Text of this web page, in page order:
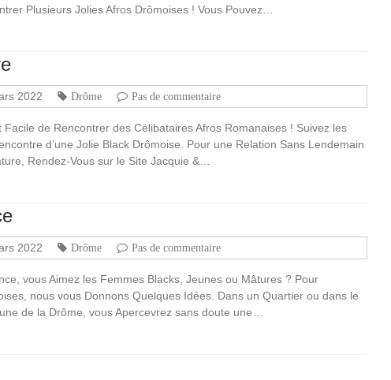
Plusieurs Jolies Afros Drômoises ! Vous Pouvez…
2022 Drôme Pas de commentaire
de Rencontrer des Célibataires Afros Romanaises ! Suivez les
d’une Jolie Black Drômoise. Pour une Relation Sans Lendemain
Rendez-Vous sur le Site Jacquie &…
2022 Drôme Pas de commentaire
vous Aimez les Femmes Blacks, Jeunes ou Mâtures ? Pour
nous vous Donnons Quelques Idées. Dans un Quartier ou dans le
de la Drôme, vous Apercevrez sans doute une…